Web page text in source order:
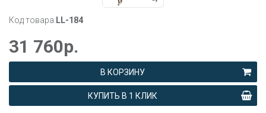
Код товара: LL-184
31 760р.
В КОРЗИНУ
КУПИТЬ В 1 КЛИК